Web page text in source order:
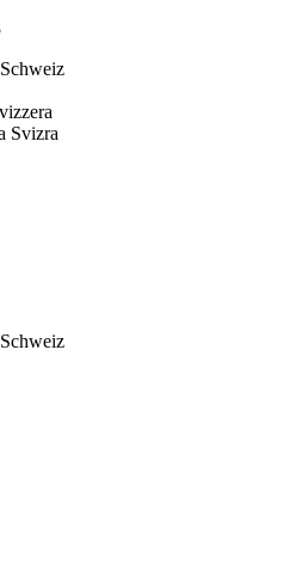
Svizra